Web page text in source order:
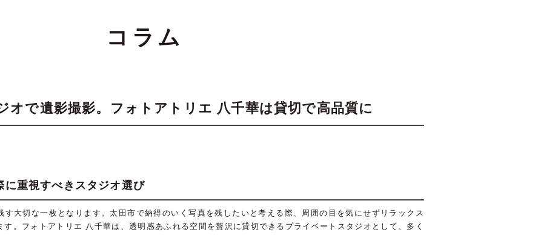
コラム
オで遺影撮影。フォトアトリエ 八千華は貸切で高品質に
に重視すべきスタジオ選び
す大切な一枚となります。太田市で納得のいく写真を残したいと考える際、周囲の目を気にせずリラックス
す。フォトアトリエ 八千華は、透明感あふれる空間を贅沢に貸切できるプライベートスタジオとして、多く